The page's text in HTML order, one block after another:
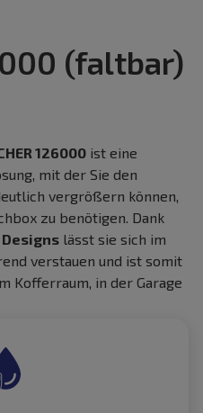
(faltbar)
126000 ist eine
mit der Sie den
vergrößern können,
zu benötigen. Dank
lässt sie sich im
verstauen und ist somit
Kofferraum, in der Garage